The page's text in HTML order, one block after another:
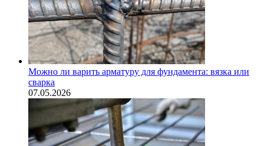
Можно ли варить арматуру для фундамента: вязка или
сварка
07.05.2026